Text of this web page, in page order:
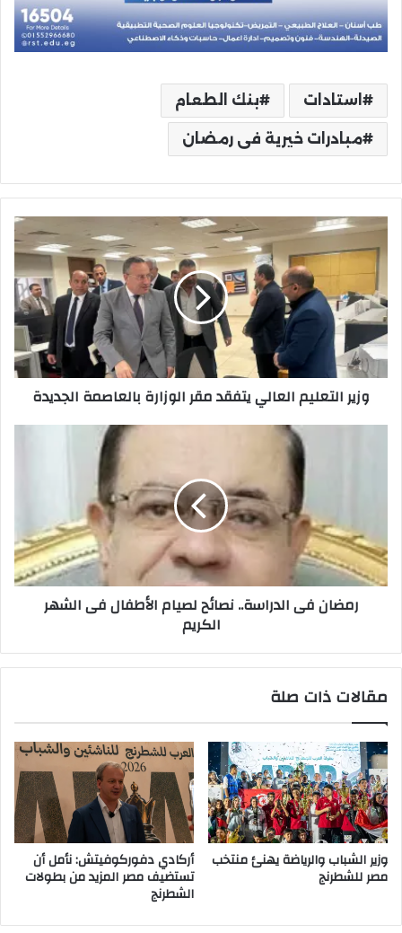
استادات بنك الطعام
مبادرات خيرية فى رمضان
العالي
يتفقد
مقر
الوزارة
بالعاصمة
الجديدة
وزير التعليم العالي يتفقد مقر الوزارة بالعاصمة الجديدة
الأطفال
فى
الشهر
الكريم
رمضان فى الدراسة.. نصائح لصيام الأطفال فى الشهر
الكريم
مقالات ذات صلة
وزير الشباب والرياضة يهنئ منتخب
مصر للشطرنج
أركادي دفوركوفيتش: نأمل أن
تستضيف مصر المزيد من بطولات
الشطرنج